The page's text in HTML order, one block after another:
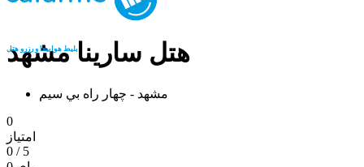
بلیط هواپیما و رزرو هتل
هتل سارینا مشهد
مشهد - چهار راه بي سيم
0
امتیاز
0 / 5